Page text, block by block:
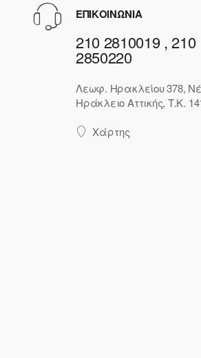
ΕΠΙΚΟΙΝΩΝΙΑ
210 2810019 , 210
2850220
Λεωφ. Ηρακλείου 378,
Ηράκλειο Αττικής, Τ.Κ.
Χάρτης